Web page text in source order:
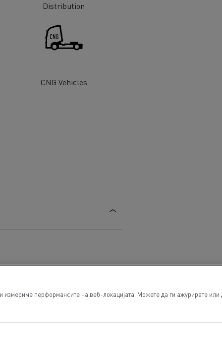
Distribution
CNG Vehicles
перформансите на веб-локацијата. Можете да ги ажурирате